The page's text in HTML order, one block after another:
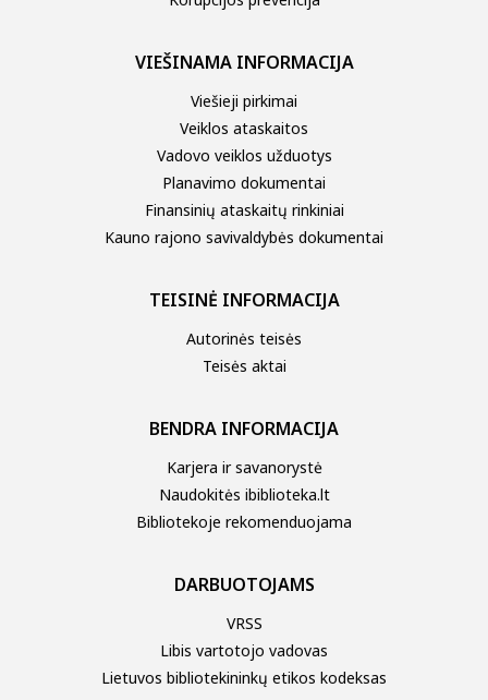
VIEŠINAMA INFORMACIJA
Viešieji pirkimai
Veiklos ataskaitos
Vadovo veiklos užduotys
Planavimo dokumentai
Finansinių ataskaitų rinkiniai
Kauno rajono savivaldybės dokumentai
TEISINĖ INFORMACIJA
Autorinės teisės
Teisės aktai
BENDRA INFORMACIJA
Karjera ir savanorystė
Naudokitės ibiblioteka.lt
Bibliotekoje rekomenduojama
DARBUOTOJAMS
VRSS
Libis vartotojo vadovas
Lietuvos bibliotekininkų etikos kodeksas